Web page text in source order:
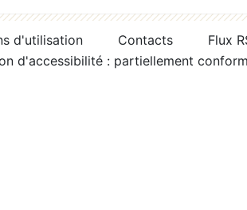
d'utilisation Contacts
Flux
d'accessibilité : partiellement